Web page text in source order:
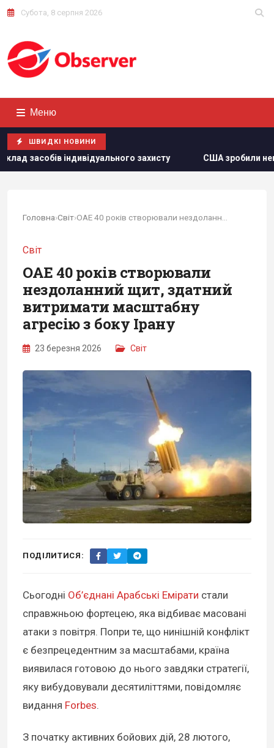
Субота, 8 серпня 2026
Меню
ШВИДКІ НОВИНИ
захисту США зробили невтішний прогноз
Головна›Світ›
Світ
ОАЕ 40 років створювали
нездоланний щит, здатний
витримати масштабну
агресію з боку Ірану
23 березня 2026 Світ
ПОДІЛИТИСЯ:
Сьогодні Об’єднані Арабські Емірати стали
справжньою фортецею, яка відбиває масовані
атаки з повітря. Попри те, що нинішній конфлікт
є безпрецедентним за масштабами, країна
виявилася готовою до нього завдяки стратегії,
яку вибудовували десятиліттями, повідомляє
видання Forbes.
З початку активних бойових дій, 28 лютого,